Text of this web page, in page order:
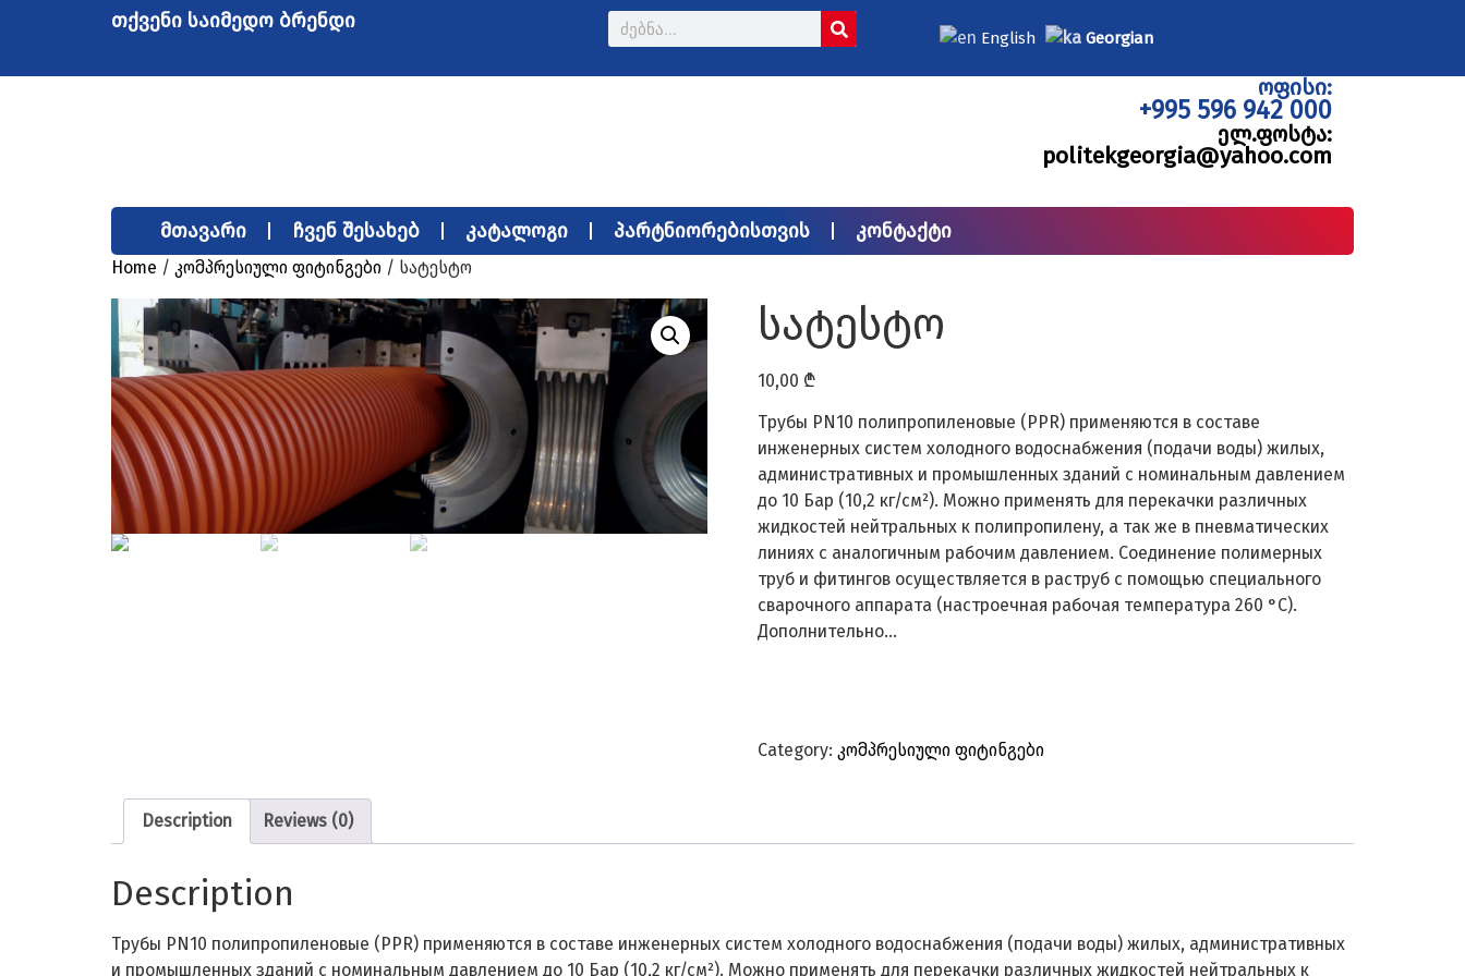
თქვენი საიმედო ბრენდი
English Georgian
ოფისი:
+995 596 942 000
ელ.ფოსტა:
politekgeorgia@yahoo.com
მთავარი ჩვენ შესახებ კატალოგი პარტნიორებისთვის კონტაქტი
Home / კომპრესიული ფიტინგები / სატესტო
სატესტო
10,00 ₾
Трубы PN10 полипропиленовые (PPR) применяются в составе
инженерных систем холодного водоснабжения (подачи воды) жилых,
административных и промышленных зданий с номинальным давлением
до 10 Бар (10,2 кг/см²). Можно применять для перекачки различных
жидкостей нейтральных к полипропилену, а так же в пневматических
линиях с аналогичным рабочим давлением. Соединение полимерных
труб и фитингов осуществляется в раструб с помощью специального
сварочного аппарата (настроечная рабочая температура 260 °С).
Дополнительно…
Category: კომპრესიული ფიტინგები
Description Reviews (0)
Description
Трубы PN10 полипропиленовые (PPR) применяются в составе инженерных систем холодного водоснабжения (подачи воды) жилых, административных
и промышленных зданий с номинальным давлением до 10 Бар (10,2 кг/см²). Можно применять для перекачки различных жидкостей нейтральных к